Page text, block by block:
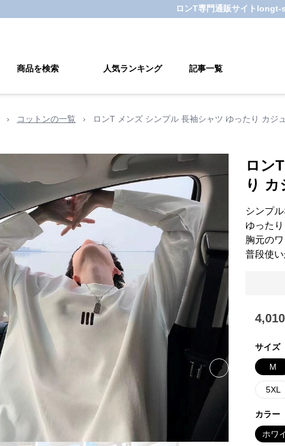
ロンT専門通販サイト longt-
商品を検索 人気ランキング 記事一覧
› コットンの一覧 › ロンT メンズ シンプル 長袖シャツ ゆったり カジ
Next slide
ロン
り カ
シンプ
ゆった
胸元の
普段使
4,010
サイズ
M
5XL
カラー
ホワ